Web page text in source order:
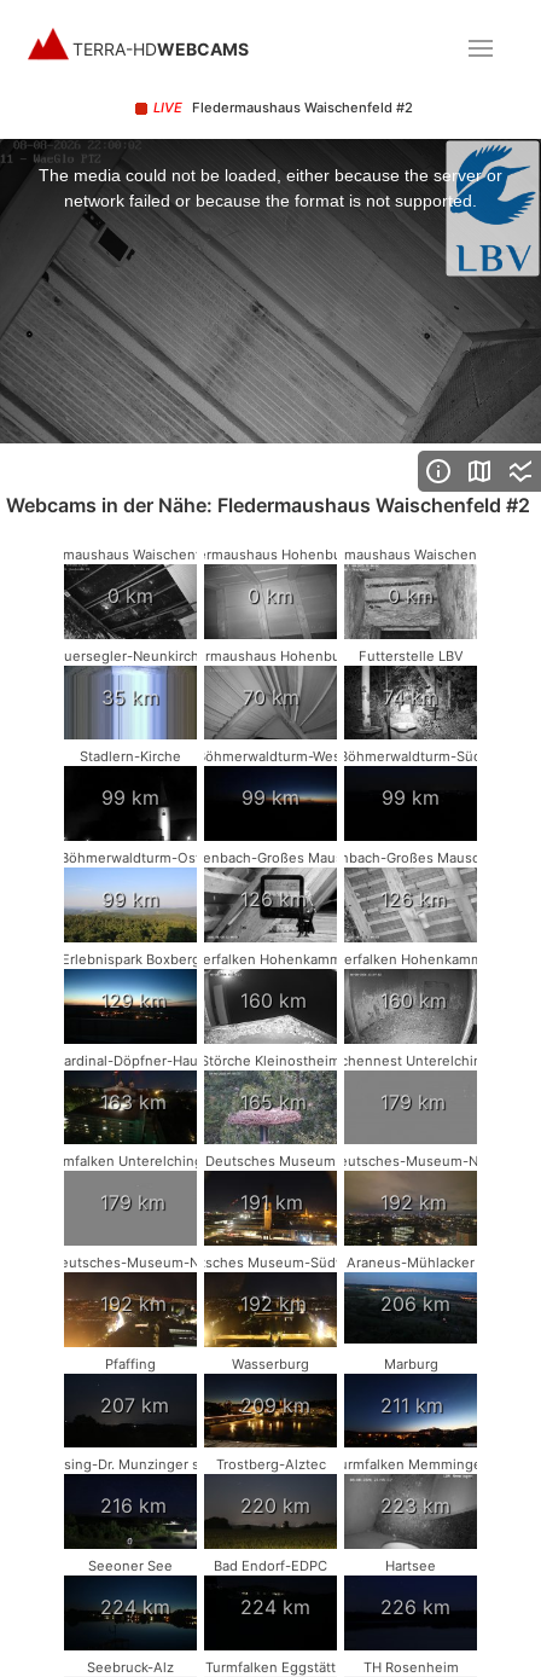
TERRA-HDWEBCAMS
This
is
The media could not be loaded, either because the server or
network failed or because the format is not supported.
LIVE Fledermaushaus Waischenfeld #2
Webcams in der Nähe: Fledermaushaus Waischenfeld #2
Fledermaushaus Waischenfeld #3
0 km
Fledermaushaus Hohenburg #1
0 km
Fledermaushaus Waischenfeld #1
0 km
Mauersegler-Neunkirchen
35 km
Fledermaushaus Hohenburg #2
70 km
Futterstelle LBV
74 km
Stadlern-Kirche
99 km
Böhmerwaldturm-West
99 km
Böhmerwaldturm-Süd
99 km
Böhmerwaldturm-Ost
99 km
Rodenbach-Großes Mausohr
126 km
Rodenbach-Großes Mausohr #2
126 km
Erlebnispark Boxberg
129 km
Wanderfalken Hohenkammer #2
160 km
Wanderfalken Hohenkammer #1
160 km
Kardinal-Döpfner-Haus
163 km
Störche Kleinostheim
165 km
Storchennest Unterelchingen
179 km
Turmfalken Unterelchingen
179 km
Deutsches Museum
191 km
Deutsches-Museum-NW
192 km
Deutsches-Museum-NO
192 km
Deutsches Museum-Südwest
192 km
Araneus-Mühlacker
206 km
Pfaffing
207 km
Wasserburg
209 km
Marburg
211 km
Münsing-Dr. Munzinger sport
216 km
Trostberg-Alztec
220 km
Turmfalken Memmingen
223 km
Seeoner See
224 km
Bad Endorf-EDPC
224 km
Hartsee
226 km
Seebruck-Alz Turmfalken Eggstätt TH Rosenheim